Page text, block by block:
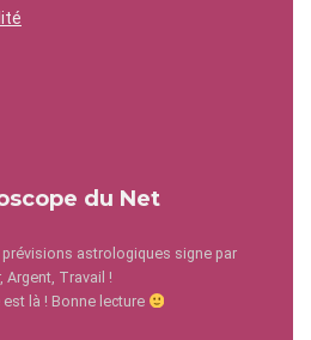
du Net
astrologiques signe par
Argent, Travail !
là ! Bonne lecture